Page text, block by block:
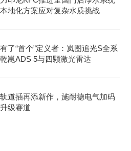
地化方案应对复杂水质挑战
了“首个”定义者：岚图追光S全系
崑ADS 5与四颗激光雷达
道插再添新作，施耐德电气加码
级赛道